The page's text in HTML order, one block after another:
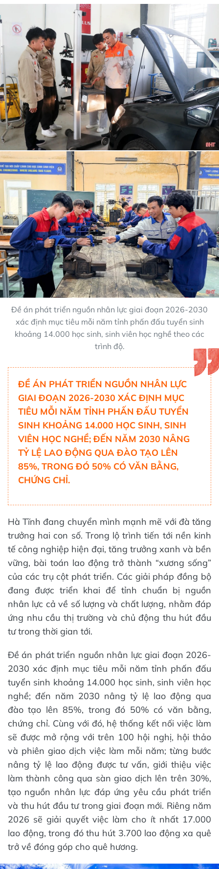
Đề án phát triển nguồn nhân lực giai đoạn 2026-2030
xác định mục tiêu mỗi năm tỉnh phấn đấu tuyển sinh
khoảng 14.000 học sinh, sinh viên học nghề theo các
trình độ.
ĐỀ ÁN PHÁT TRIỂN NGUỒN NHÂN LỰC
GIAI ĐOẠN 2026-2030 XÁC ĐỊNH MỤC
TIÊU MỖI NĂM TỈNH PHẤN ĐẤU TUYỂN
SINH KHOẢNG 14.000 HỌC SINH, SINH
VIÊN HỌC NGHỀ; ĐẾN NĂM 2030 NÂNG
TỶ LỆ LAO ĐỘNG QUA ĐÀO TẠO LÊN
85%, TRONG ĐÓ 50% CÓ VĂN BẰNG,
CHỨNG CHỈ.
Hà Tĩnh đang chuyển mình mạnh mẽ với đà tăng
trưởng hai con số. Trong lộ trình tiến tới nền kinh
tế công nghiệp hiện đại, tăng trưởng xanh và bền
vững, bài toán lao động trở thành “xương sống”
của các trụ cột phát triển. Các giải pháp đồng bộ
đang được triển khai để tỉnh chuẩn bị nguồn
nhân lực cả về số lượng và chất lượng, nhằm đáp
ứng nhu cầu thị trường và chủ động thu hút đầu
tư trong thời gian tới.
Đề án phát triển nguồn nhân lực giai đoạn 2026-
2030 xác định mục tiêu mỗi năm tỉnh phấn đấu
tuyển sinh khoảng 14.000 học sinh, sinh viên học
nghề; đến năm 2030 nâng tỷ lệ lao động qua
đào tạo lên 85%, trong đó 50% có văn bằng,
chứng chỉ. Cùng với đó, hệ thống kết nối việc làm
sẽ được mở rộng với trên 100 hội nghị, hội thảo
và phiên giao dịch việc làm mỗi năm; từng bước
nâng tỷ lệ lao động được tư vấn, giới thiệu việc
làm thành công qua sàn giao dịch lên trên 30%,
tạo nguồn nhân lực đáp ứng yêu cầu phát triển
và thu hút đầu tư trong giai đoạn mới. Riêng năm
2026 sẽ giải quyết việc làm cho ít nhất 17.000
lao động, trong đó thu hút 3.700 lao động xa quê
trở về đóng góp cho quê hương.